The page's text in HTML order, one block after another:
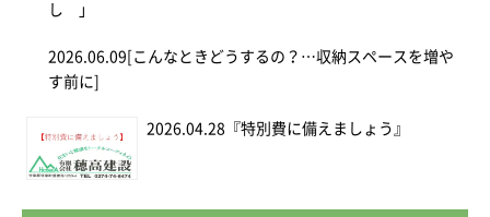
し 」
2026.06.09 [こんなときどうするの？…収納スペースを増や
す前に]
2026.04.28 『特別費に備えましょう』